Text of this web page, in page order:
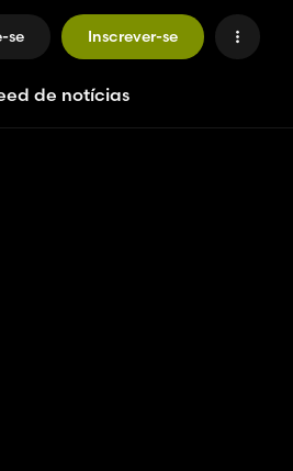
se Inscrever-se
de notícias